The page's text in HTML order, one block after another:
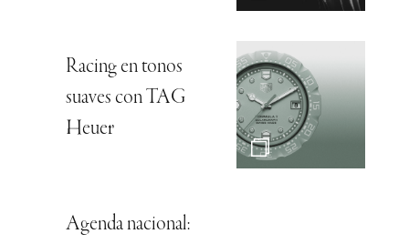
Racing en tonos
suaves con TAG
Heuer
Agenda nacional: